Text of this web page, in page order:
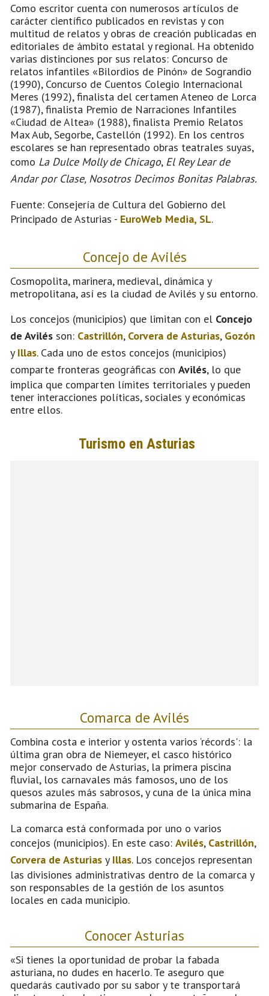
Como escritor cuenta con numerosos artículos de
carácter científico publicados en revistas y con
multitud de relatos y obras de creación publicadas en
editoriales de ámbito estatal y regional. Ha obtenido
varias distinciones por sus relatos: Concurso de
relatos infantiles «Bilordios de Pinón» de Sograndio
(1990), Concurso de Cuentos Colegio Internacional
Meres (1992), finalista del certamen Ateneo de Lorca
(1987), finalista Premio de Narraciones Infantiles
«Ciudad de Altea» (1988), finalista Premio Relatos
Max Aub, Segorbe, Castellón (1992). En los centros
escolares se han representado obras teatrales suyas,
como La Dulce Molly de Chicago, El Rey Lear de
Andar por Clase, Nosotros Decimos Bonitas Palabras.
Fuente: Consejería de Cultura del Gobierno del
Principado de Asturias - EuroWeb Media, SL.
Concejo de Avilés
Cosmopolita, marinera, medieval, dinámica y
metropolitana, así es la ciudad de Avilés y su entorno.
Los concejos (municipios) que limitan con el Concejo
de Avilés son: Castrillón, Corvera de Asturias, Gozón
y Illas. Cada uno de estos concejos (municipios)
comparte fronteras geográficas con Avilés, lo que
implica que comparten límites territoriales y pueden
tener interacciones políticas, sociales y económicas
entre ellos.
Comarca de Avilés
Combina costa e interior y ostenta varios ‘récords': la
última gran obra de Niemeyer, el casco histórico
mejor conservado de Asturias, la primera piscina
fluvial, los carnavales más famosos, uno de los
quesos azules más sabrosos, y cuna de la única mina
submarina de España.
La comarca está conformada por uno o varios
concejos (municipios). En este caso: Avilés, Castrillón,
Corvera de Asturias y Illas. Los concejos representan
las divisiones administrativas dentro de la comarca y
son responsables de la gestión de los asuntos
locales en cada municipio.
Conocer Asturias
«Si tienes la oportunidad de probar la fabada
asturiana, no dudes en hacerlo. Te aseguro que
quedarás cautivado por su sabor y te transportará